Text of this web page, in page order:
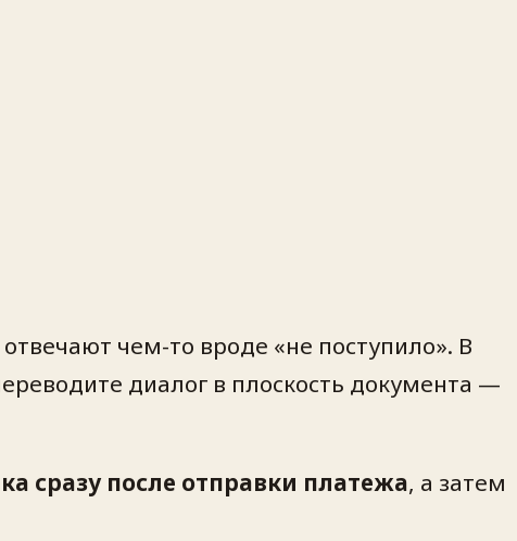
чем-то вроде «не поступило». В
диалог в плоскость документа —
сразу после отправки платежа, а затем